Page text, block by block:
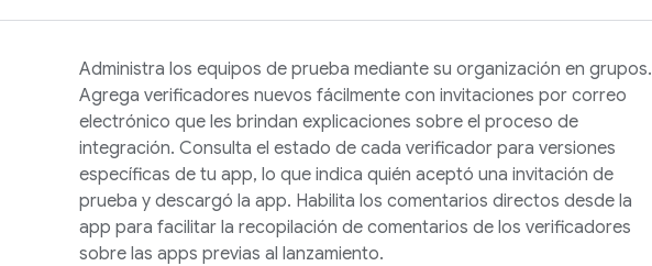
Administra los equipos de prueba mediante su organización en grupos.
Agrega verificadores nuevos fácilmente con invitaciones por correo
electrónico que les brindan explicaciones sobre el proceso de
integración. Consulta el estado de cada verificador para versiones
específicas de tu app, lo que indica quién aceptó una invitación de
prueba y descargó la app. Habilita los comentarios directos desde la
app para facilitar la recopilación de comentarios de los verificadores
sobre las apps previas al lanzamiento.